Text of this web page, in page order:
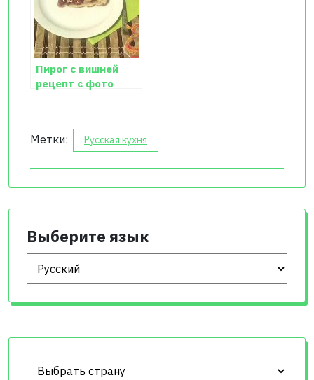
Пирог с вишней
рецепт с фото
Метки: Русская кухня
Выберите язык
Выберите язык